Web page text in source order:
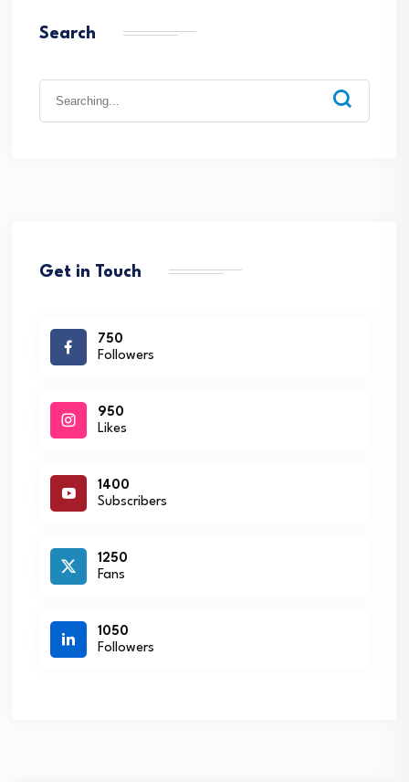
Search
Search
for:
Get in Touch
750
Followers
950
Likes
1400
Subscribers
1250
Fans
1050
Followers